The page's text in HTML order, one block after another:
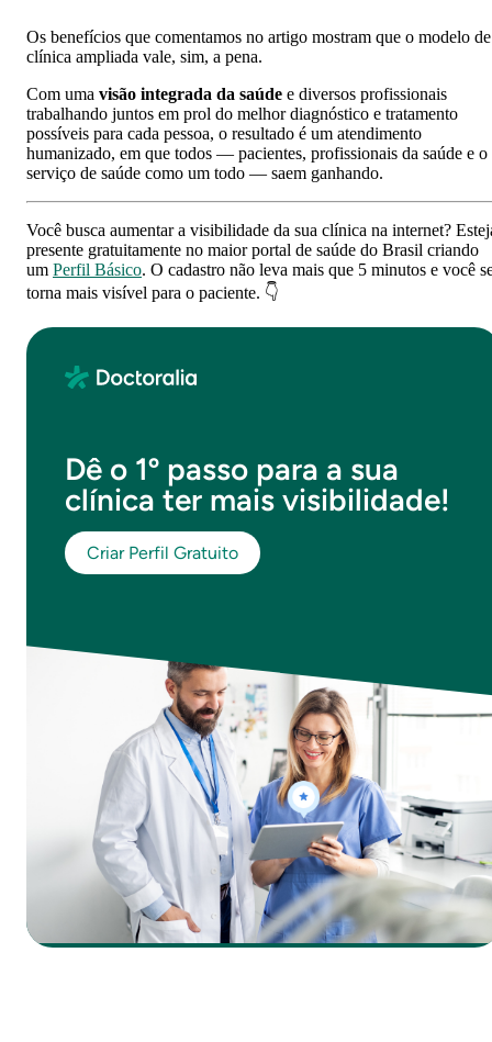
Os benefícios que comentamos no artigo mostram que o modelo de
clínica ampliada vale, sim, a pena.
Com uma visão integrada da saúde e diversos profissionais
trabalhando juntos em prol do melhor diagnóstico e tratamento
possíveis para cada pessoa, o resultado é um atendimento
humanizado, em que todos — pacientes, profissionais da saúde e o
serviço de saúde como um todo — saem ganhando.
Você busca aumentar a visibilidade da sua clínica na internet?
presente gratuitamente no maior portal de saúde do Brasil criando
um Perfil Básico. O cadastro não leva mais que 5 minutos e você
torna mais visível para o paciente. 👇
Dê o 1º passo para a sua
clínica ter mais visibilidade!
Criar Perfil Gratuito